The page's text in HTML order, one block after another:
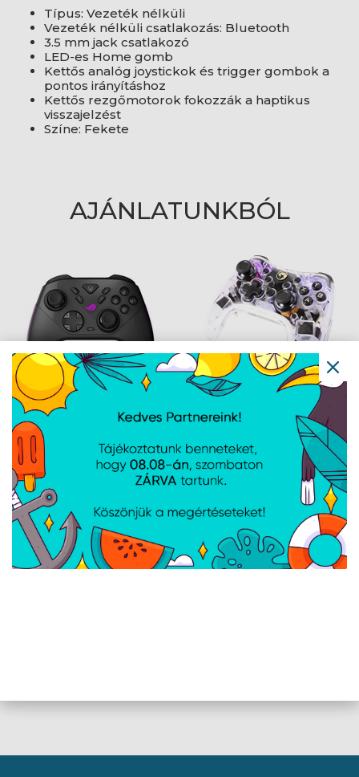
Típus: Vezeték nélküli
Vezeték nélküli csatlakozás: Bluetooth
3.5 mm jack csatlakozó
LED-es Home gomb
Kettős analóg joystickok és trigger gombok a
pontos irányításhoz
Kettős rezgőmotorok fokozzák a haptikus
visszajelzést
Színe: Fekete
AJÁNLATUNKBÓL
Asus ROG RAIKIRI II
Xbox WL vezeték
nélküli kontroller
MARVO Ghost 40 -
vezeték nélküli
kontroller - átlátszó -
RGB világítás
nélküli kontroller -
kontroller - fekete